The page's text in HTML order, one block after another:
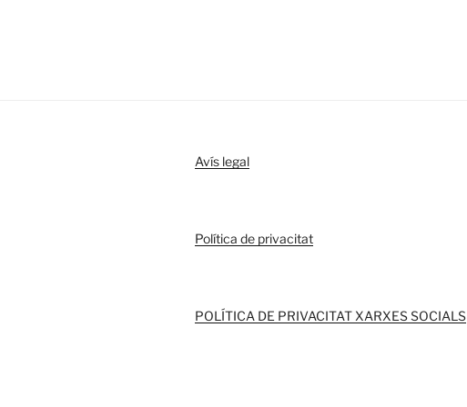
Avís legal
Política de privacitat
POLÍTICA DE PRIVACITAT XARXES SOCIALS